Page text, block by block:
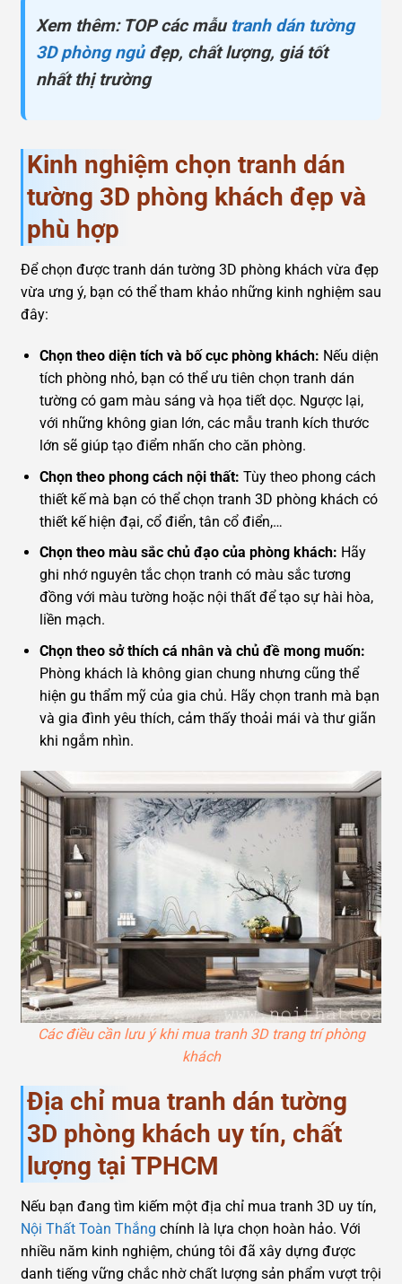
Xem thêm: TOP các mẫu tranh dán tường
3D phòng ngủđẹp, chất lượng, giá tốt
nhất thị trường
Kinh nghiệm chọn tranh dán
tường 3D phòng khách đẹp và
phù hợp
Để chọn được tranh dán tường 3D phòng khách vừa đẹp
vừa ưng ý, bạn có thể tham khảo những kinh nghiệm sau
đây:
Chọn theo diện tích và bố cục phòng khách: Nếu diện
tích phòng nhỏ, bạn có thể ưu tiên chọn tranh dán
tường có gam màu sáng và họa tiết dọc. Ngược lại,
với những không gian lớn, các mẫu tranh kích thước
lớn sẽ giúp tạo điểm nhấn cho căn phòng.
Chọn theo phong cách nội thất: Tùy theo phong cách
thiết kế mà bạn có thể chọn tranh 3D phòng khách có
thiết kế hiện đại, cổ điển, tân cổ điển,…
Chọn theo màu sắc chủ đạo của phòng khách: Hãy
ghi nhớ nguyên tắc chọn tranh có màu sắc tương
đồng với màu tường hoặc nội thất để tạo sự hài hòa,
liền mạch.
Chọn theo sở thích cá nhân và chủ đề mong muốn:
Phòng khách là không gian chung nhưng cũng thể
hiện gu thẩm mỹ của gia chủ. Hãy chọn tranh mà bạn
và gia đình yêu thích, cảm thấy thoải mái và thư giãn
khi ngắm nhìn.
Các điều cần lưu ý khi mua tranh 3D trang trí phòng
khách
Địa chỉ mua tranh dán tường
3D phòng khách uy tín, chất
lượng tại TPHCM
Nếu bạn đang tìm kiếm một địa chỉ mua tranh 3D uy tín,
Nội Thất Toàn Thắng chính là lựa chọn hoàn hảo. Với
nhiều năm kinh nghiệm, chúng tôi đã xây dựng được
danh tiếng vững chắc nhờ chất lượng sản phẩm vượt trội